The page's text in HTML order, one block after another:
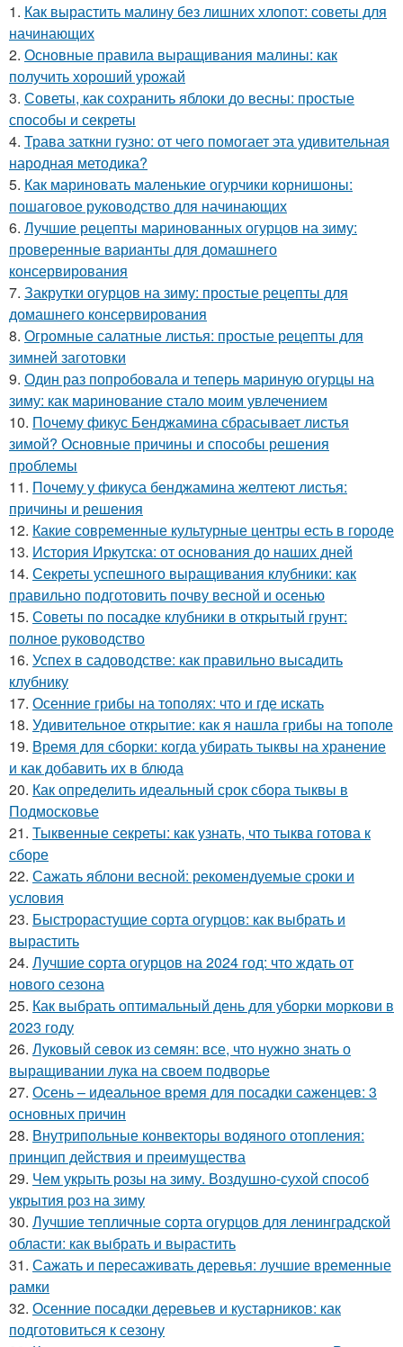
1. Как вырастить малину без лишних хлопот: советы для
начинающих
2. Основные правила выращивания малины: как
получить хороший урожай
3. Советы, как сохранить яблоки до весны: простые
способы и секреты
4. Трава заткни гузно: от чего помогает эта удивительная
народная методика?
5. Как мариновать маленькие огурчики корнишоны:
пошаговое руководство для начинающих
6. Лучшие рецепты маринованных огурцов на зиму:
проверенные варианты для домашнего
консервирования
7. Закрутки огурцов на зиму: простые рецепты для
домашнего консервирования
8. Огромные салатные листья: простые рецепты для
зимней заготовки
9. Один раз попробовала и теперь мариную огурцы на
зиму: как маринование стало моим увлечением
10. Почему фикус Бенджамина сбрасывает листья
зимой? Основные причины и способы решения
проблемы
11. Почему у фикуса бенджамина желтеют листья:
причины и решения
12. Какие современные культурные центры есть в городе
13. История Иркутска: от основания до наших дней
14. Секреты успешного выращивания клубники: как
правильно подготовить почву весной и осенью
15. Советы по посадке клубники в открытый грунт:
полное руководство
16. Успех в садоводстве: как правильно высадить
клубнику
17. Осенние грибы на тополях: что и где искать
18. Удивительное открытие: как я нашла грибы на тополе
19. Время для сборки: когда убирать тыквы на хранение
и как добавить их в блюда
20. Как определить идеальный срок сбора тыквы в
Подмосковье
21. Тыквенные секреты: как узнать, что тыква готова к
сборе
22. Сажать яблони весной: рекомендуемые сроки и
условия
23. Быстрорастущие сорта огурцов: как выбрать и
вырастить
24. Лучшие сорта огурцов на 2024 год: что ждать от
нового сезона
25. Как выбрать оптимальный день для уборки моркови в
2023 году
26. Луковый севок из семян: все, что нужно знать о
выращивании лука на своем подворье
27. Осень – идеальное время для посадки саженцев: 3
основных причин
28. Внутрипольные конвекторы водяного отопления:
принцип действия и преимущества
29. Чем укрыть розы на зиму. Воздушно-сухой способ
укрытия роз на зиму
30. Лучшие тепличные сорта огурцов для ленинградской
области: как выбрать и вырастить
31. Сажать и пересаживать деревья: лучшие временные
рамки
32. Осенние посадки деревьев и кустарников: как
подготовиться к сезону